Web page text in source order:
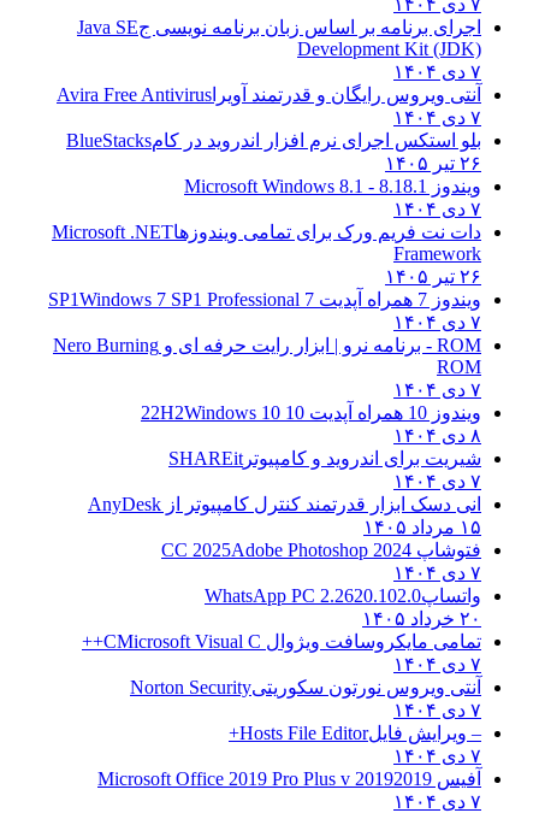
اجرای برنامه بر اساس زبان برنامه نویسی جJava SE
Development Kit (JDK)
۷ دی ۱۴۰۴
آنتی ویروس رایگان و قدرتمند آویرا Avira Free Antivirus
۷ دی ۱۴۰۴
بلو استکس اجرای نرم افزار اندروید در کامBlueStacks
۲۶ تیر ۱۴۰۵
ویندوز 8.1
8.1 - Microsoft Windows 8.1
۷ دی ۱۴۰۴
دات نت فریم ورک برای تمامی ویندوزهاMicrosoft .NET
Framework
۲۶ تیر ۱۴۰۵
ویندوز 7 همراه آپدیت 7 SP1
Windows 7 SP1 Professional
۷ دی ۱۴۰۴
ROM - برنامه نرو | ابزار رایت حرفه ای و
Nero Burning
ROM
۷ دی ۱۴۰۴
ویندوز 10 همراه آپدیت 10 22H2
Windows 10
۸ دی ۱۴۰۴
شیریت برای اندروید و کامپیوتر SHAREit
۷ دی ۱۴۰۴
انی دسک ابزار قدرتمند کنترل کامپیوتر از AnyDesk
۱۵ مرداد ۱۴۰۵
فتوشاپ CC 2025 Adobe Photoshop 2024
۷ دی ۱۴۰۴
واتساپWhatsApp PC 2.2620.102.0
۲۰ خرداد ۱۴۰۵
تمامی مایکروسافت ویژوال C Microsoft Visual C++
۷ دی ۱۴۰۴
آنتی ویروس نورتون سکوریتیNorton Security
۷ دی ۱۴۰۴
– ویرایش فایلHosts File Editor+
۷ دی ۱۴۰۴
آفیس 2019 2019 Microsoft Office 2019 Pro Plus v
۷ دی ۱۴۰۴